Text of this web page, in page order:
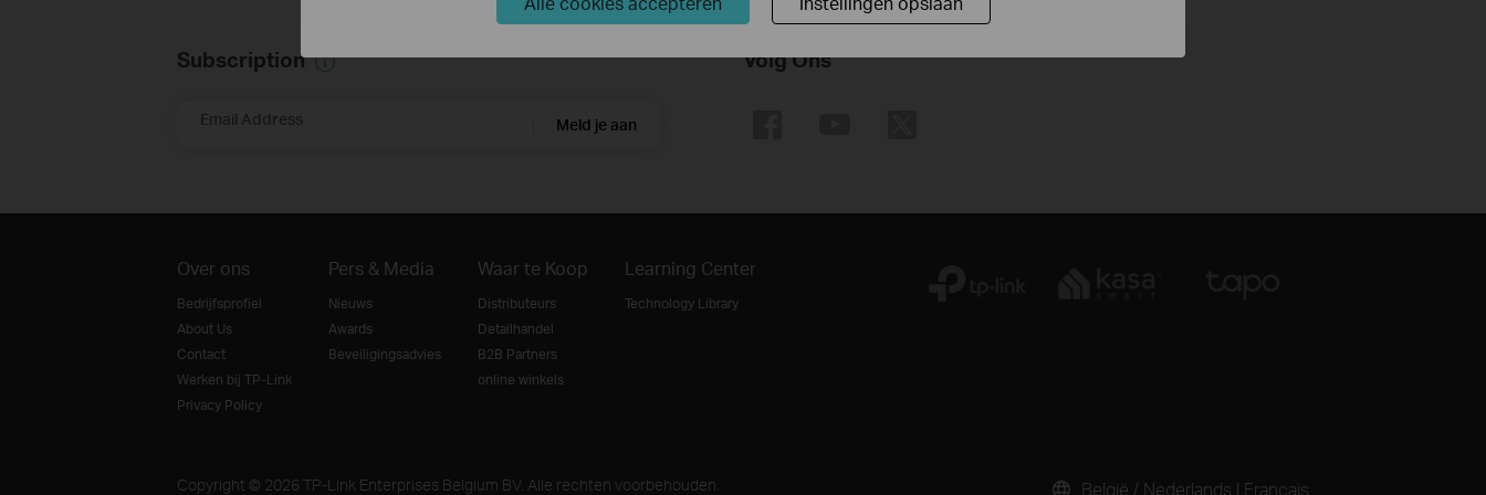
Subscription
Email Address Meld je aan
Volg Ons
Over ons
Bedrijfsprofiel
About Us
Contact
Werken bij TP-Link
Privacy Policy
Pers & Media
Nieuws
Awards
Beveiligingsadvies
Waar te Koop
Distributeurs
Detailhandel
B2B Partners
online winkels
Learning Center
Technology Library
Copyright © 2026 TP-Link Enterprises Belgium BV. Alle rechten voorbehouden. België / Nederlands | Français